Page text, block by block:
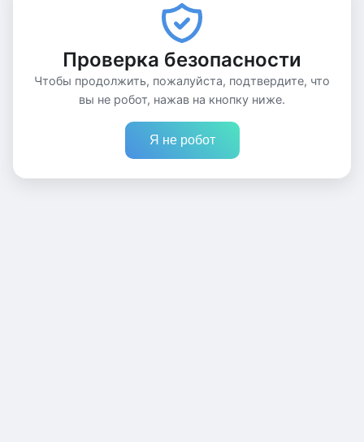
Проверка безопасности
Чтобы продолжить, пожалуйста, подтвердите, что
вы не робот, нажав на кнопку ниже.
Я не робот